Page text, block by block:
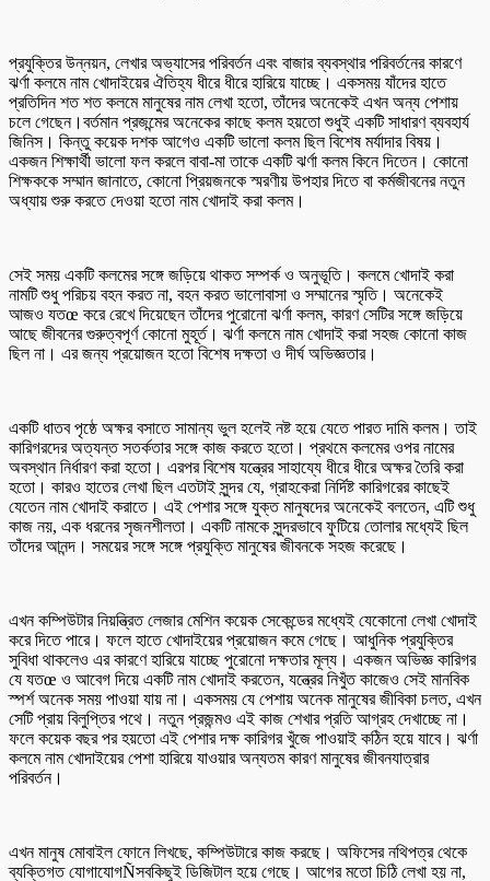
প্রযুক্তির উন্নয়ন, লেখার অভ্যাসের পরিবর্তন এবং বাজার ব্যবস্থার পরিবর্তনের কারণে
ঝর্ণা কলমে নাম খোদাইয়ের ঐতিহ্য ধীরে ধীরে হারিয়ে যাচ্ছে। একসময় যাঁদের হাতে
প্রতিদিন শত শত কলমে মানুষের নাম লেখা হতো, তাঁদের অনেকেই এখন অন্য পেশায়
চলে গেছেন।বর্তমান প্রজন্মের অনেকের কাছে কলম হয়তো শুধুই একটি সাধারণ ব্যবহার্য
জিনিস। কিন্তু কয়েক দশক আগেও একটি ভালো কলম ছিল বিশেষ মর্যাদার বিষয়।
একজন শিক্ষার্থী ভালো ফল করলে বাবা-মা তাকে একটি ঝর্ণা কলম কিনে দিতেন। কোনো
শিক্ষককে সম্মান জানাতে, কোনো প্রিয়জনকে স্মরণীয় উপহার দিতে বা কর্মজীবনের নতুন
অধ্যায় শুরু করতে দেওয়া হতো নাম খোদাই করা কলম।
সেই সময় একটি কলমের সঙ্গে জড়িয়ে থাকত সম্পর্ক ও অনুভূতি। কলমে খোদাই করা
নামটি শুধু পরিচয় বহন করত না, বহন করত ভালোবাসা ও সম্মানের স্মৃতি। অনেকেই
আজও যতœ করে রেখে দিয়েছেন তাঁদের পুরোনো ঝর্ণা কলম, কারণ সেটির সঙ্গে জড়িয়ে
আছে জীবনের গুরুত্বপূর্ণ কোনো মুহূর্ত। ঝর্ণা কলমে নাম খোদাই করা সহজ কোনো কাজ
ছিল না। এর জন্য প্রয়োজন হতো বিশেষ দক্ষতা ও দীর্ঘ অভিজ্ঞতার।
একটি ধাতব পৃষ্ঠে অক্ষর বসাতে সামান্য ভুল হলেই নষ্ট হয়ে যেতে পারত দামি কলম। তাই
কারিগরদের অত্যন্ত সতর্কতার সঙ্গে কাজ করতে হতো। প্রথমে কলমের ওপর নামের
অবস্থান নির্ধারণ করা হতো। এরপর বিশেষ যন্ত্রের সাহায্যে ধীরে ধীরে অক্ষর তৈরি করা
হতো। কারও হাতের লেখা ছিল এতটাই সুন্দর যে, গ্রাহকেরা নির্দিষ্ট কারিগরের কাছেই
যেতেন নাম খোদাই করাতে। এই পেশার সঙ্গে যুক্ত মানুষদের অনেকেই বলতেন, এটি শুধু
কাজ নয়, এক ধরনের সৃজনশীলতা। একটি নামকে সুন্দরভাবে ফুটিয়ে তোলার মধ্যেই ছিল
তাঁদের আনন্দ। সময়ের সঙ্গে সঙ্গে প্রযুক্তি মানুষের জীবনকে সহজ করেছে।
এখন কম্পিউটার নিয়ন্ত্রিত লেজার মেশিন কয়েক সেকেন্ডের মধ্যেই যেকোনো লেখা খোদাই
করে দিতে পারে। ফলে হাতে খোদাইয়ের প্রয়োজন কমে গেছে। আধুনিক প্রযুক্তির
সুবিধা থাকলেও এর কারণে হারিয়ে যাচ্ছে পুরোনো দক্ষতার মূল্য। একজন অভিজ্ঞ কারিগর
যে যতœ ও আবেগ দিয়ে একটি নাম খোদাই করতেন, যন্ত্রের নিখুঁত কাজেও সেই মানবিক
স্পর্শ অনেক সময় পাওয়া যায় না। একসময় যে পেশায় অনেক মানুষের জীবিকা চলত, এখন
সেটি প্রায় বিলুপ্তির পথে। নতুন প্রজন্মও এই কাজ শেখার প্রতি আগ্রহ দেখাচ্ছে না।
ফলে কয়েক বছর পর হয়তো এই পেশার দক্ষ কারিগর খুঁজে পাওয়াই কঠিন হয়ে যাবে। ঝর্ণা
কলমে নাম খোদাইয়ের পেশা হারিয়ে যাওয়ার অন্যতম কারণ মানুষের জীবনযাত্রার
পরিবর্তন।
এখন মানুষ মোবাইল ফোনে লিখছে, কম্পিউটারে কাজ করছে। অফিসের নথিপত্র থেকে
ব্যক্তিগত যোগাযোগÑসবকিছুই ডিজিটাল হয়ে গেছে। আগের মতো চিঠি লেখা হয় না,